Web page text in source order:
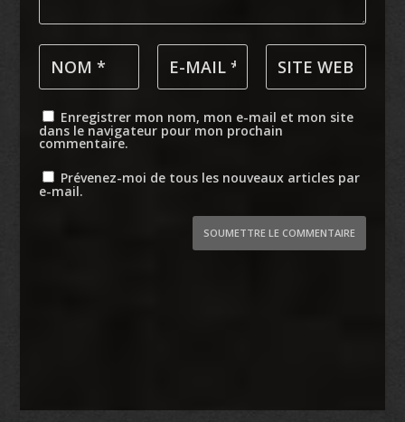
Enregistrer mon nom, mon e-mail et mon site
dans le navigateur pour mon prochain
commentaire.
Prévenez-moi de tous les nouveaux articles par
e-mail.
SOUMETTRE LE COMMENTAIRE